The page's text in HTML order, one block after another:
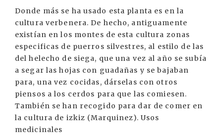
Donde más se ha usado esta planta es en la
cultura verbenera. De hecho, antiguamente
existían en los montes de esta cultura zonas
especificas de puerros silvestres, al estilo de las
del helecho de siega, que una vez al año se subía
a segar las hojas con guadañas y se bajaban
para, una vez cocidas, dárselas con otros
piensos a los cerdos para que las comiesen.
También se han recogido para dar de comer en
la cultura de izkiz (Marquinez). Usos
medicinales